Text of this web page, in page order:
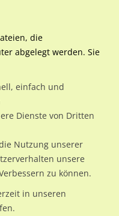
Westfalen
Zülpich, Stadt
Karolingerstr. 1 / Sto. 2 /
am Standort
Ortsteil Innenstadt)in
individuelle und
die
abgelegt werden. Sie
einfach und
Dienste von Dritten
Nutzung unserer
unsere
zu können.
in unseren